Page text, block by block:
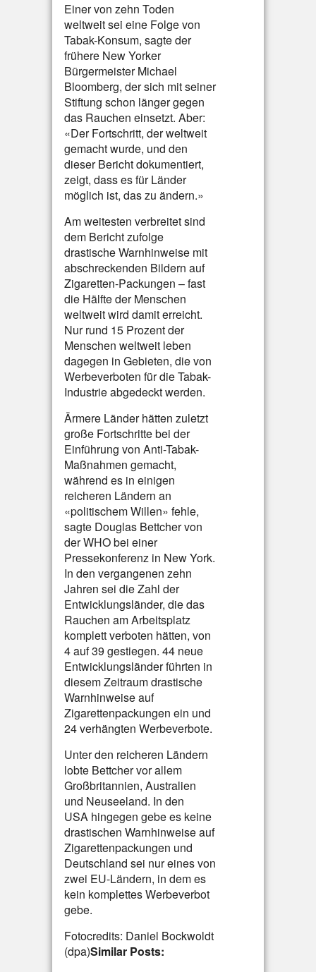
Einer von zehn Toden
weltweit sei eine Folge von
Tabak-Konsum, sagte der
frühere New Yorker
Bürgermeister Michael
Bloomberg, der sich mit seiner
Stiftung schon länger gegen
das Rauchen einsetzt. Aber:
«Der Fortschritt, der weltweit
gemacht wurde, und den
dieser Bericht dokumentiert,
zeigt, dass es für Länder
möglich ist, das zu ändern.»
Am weitesten verbreitet sind
dem Bericht zufolge
drastische Warnhinweise mit
abschreckenden Bildern auf
Zigaretten-Packungen – fast
die Hälfte der Menschen
weltweit wird damit erreicht.
Nur rund 15 Prozent der
Menschen weltweit leben
dagegen in Gebieten, die von
Werbeverboten für die Tabak-
Industrie abgedeckt werden.
Ärmere Länder hätten zuletzt
große Fortschritte bei der
Einführung von Anti-Tabak-
Maßnahmen gemacht,
während es in einigen
reicheren Ländern an
«politischem Willen» fehle,
sagte Douglas Bettcher von
der WHO bei einer
Pressekonferenz in New York.
In den vergangenen zehn
Jahren sei die Zahl der
Entwicklungsländer, die das
Rauchen am Arbeitsplatz
komplett verboten hätten, von
4 auf 39 gestiegen. 44 neue
Entwicklungsländer führten in
diesem Zeitraum drastische
Warnhinweise auf
Zigarettenpackungen ein und
24 verhängten Werbeverbote.
Unter den reicheren Ländern
lobte Bettcher vor allem
Großbritannien, Australien
und Neuseeland. In den
USA hingegen gebe es keine
drastischen Warnhinweise auf
Zigarettenpackungen und
Deutschland sei nur eines von
zwei EU-Ländern, in dem es
kein komplettes Werbeverbot
gebe.
Fotocredits: Daniel Bockwoldt
(dpa)Similar Posts: